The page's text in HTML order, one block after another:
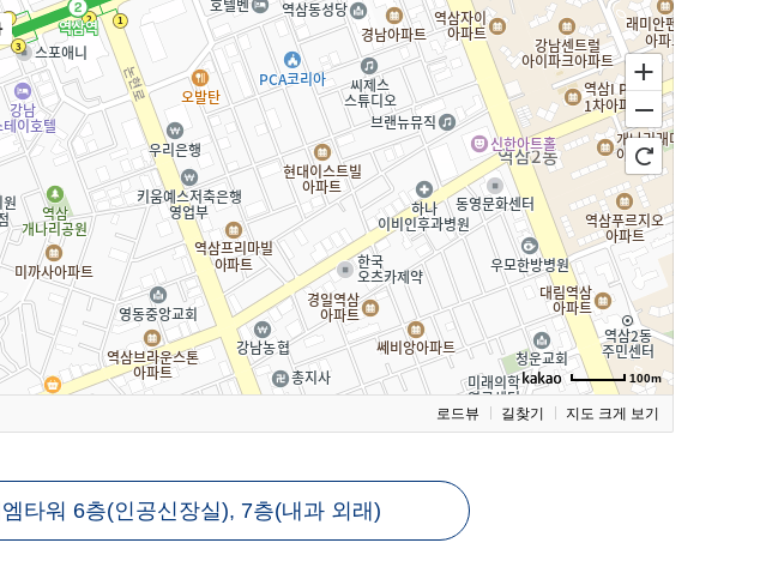
100m
로드뷰 길찾기 지도 크게 보기
타워 6층(인공신장실), 7층(내과 외래)